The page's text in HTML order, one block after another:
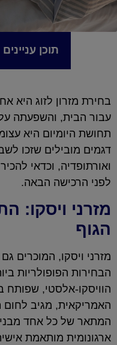
תוכן עניינים
בחירת מזרון לזוג היא
עבור הבית, והשפעתה
תחושת היומיום היא
דגמים מובילים שזכו
ואורתופדיה, וכדאי
לפני הרכישה הבאה.
מזרני ויסקו:
הגוף
מזרני ויסקו, המוכרים
הבחירות הפופולריות
הוויסקו-אלסטי, שפותח
האמריקאית, מגיב לחום
המתאר של כל אחד
ארגונומית מותאמת